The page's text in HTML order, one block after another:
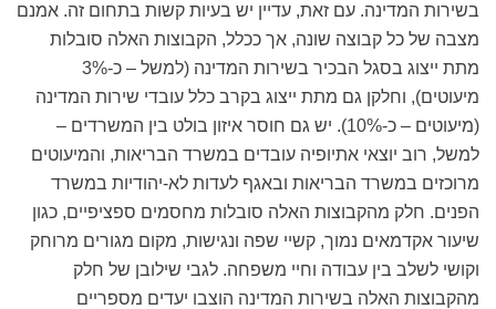
בשירות המדינה. עם זאת, עדיין יש בעיות קשות בתחום זה. אמנם
מצבה של כל קבוצה שונה, אך ככלל, הקבוצות האלה סובלות
מתת ייצוג בסגל הבכיר בשירות המדינה (למשל – כ-3%
מיעוטים), וחלקן גם מתת ייצוג בקרב כלל עובדי שירות המדינה
(מיעוטים – כ-10%). יש גם חוסר איזון בולט בין המשרדים –
למשל, רוב יוצאי אתיופיה עובדים במשרד הבריאות, והמיעוטים
מרוכזים במשרד הבריאות ובאגף לעדות לא-יהודיות במשרד
הפנים. חלק מהקבוצות האלה סובלות מחסמים ספציפיים, כגון
שיעור אקדמאים נמוך, קשיי שפה ונגישות, מקום מגורים מרוחק
וקושי לשלב בין עבודה וחיי משפחה. לגבי שילובן של חלק
מהקבוצות האלה בשירות המדינה הוצבו יעדים מספריים